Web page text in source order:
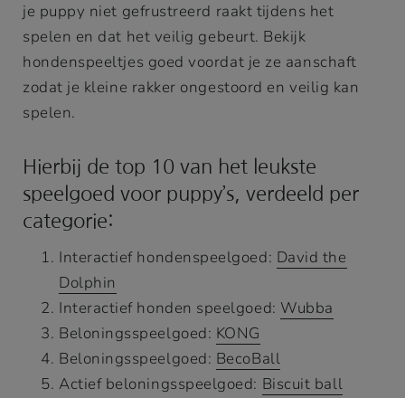
je puppy niet gefrustreerd raakt tijdens het
spelen en dat het veilig gebeurt. Bekijk
hondenspeeltjes goed voordat je ze aanschaft
zodat je kleine rakker ongestoord en veilig kan
spelen.
Hierbij de top 10 van het leukste
speelgoed voor puppy’s, verdeeld per
categorie:
Interactief hondenspeelgoed: David the
Dolphin
Interactief honden speelgoed: Wubba
Beloningsspeelgoed: KONG
Beloningsspeelgoed: BecoBall
Actief beloningsspeelgoed: Biscuit ball